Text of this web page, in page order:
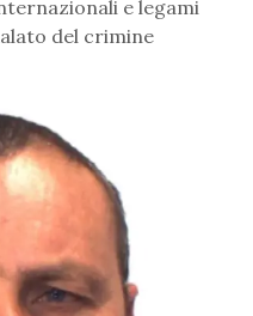
e legami
del crimine